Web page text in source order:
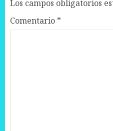
Los campos obligatorios
Comentario *